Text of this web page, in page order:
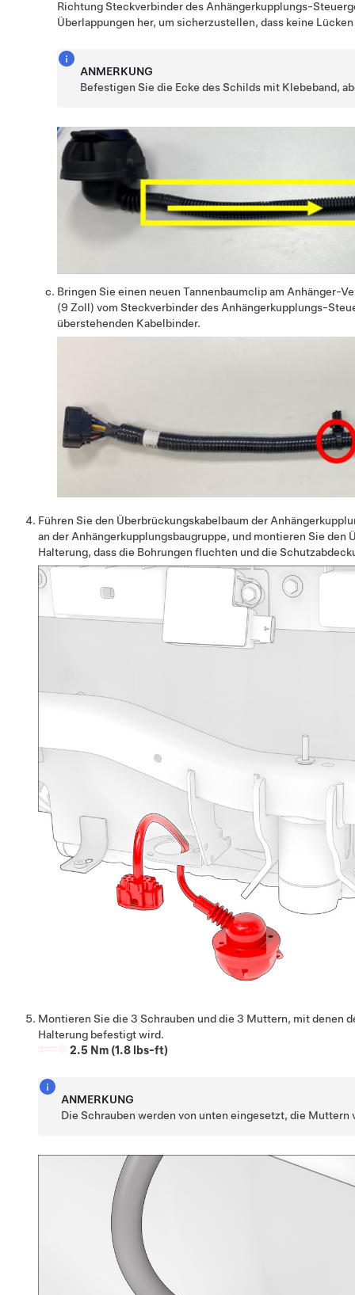
Richtung Steckverbinder des Anhängerkupplungs-
Überlappungen her, um sicherzustellen, dass keine
ANMERKUNG
Befestigen Sie die Ecke des Schilds mit Klebeband,
Bringen Sie einen neuen Tannenbaumclip am Anhänger-
(9 Zoll) vom Steckverbinder des Anhängerkupplungs-
überstehenden Kabelbinder.
Führen Sie den Überbrückungskabelbaum der
an der Anhängerkupplungsbaugruppe, und montieren Sie den
Halterung, dass die Bohrungen fluchten und die
Montieren Sie die 3 Schrauben und die 3 Muttern, mit denen
Halterung befestigt wird.
2.5 Nm (1.8 lbs-ft)
ANMERKUNG
Die Schrauben werden von unten eingesetzt, die Muttern